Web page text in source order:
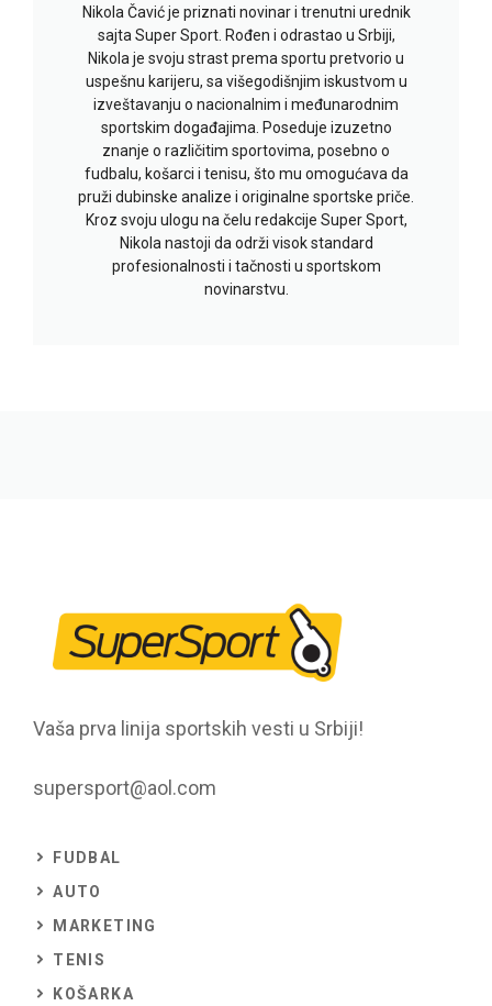
Nikola Čavić je priznati novinar i trenutni urednik
sajta Super Sport. Rođen i odrastao u Srbiji,
Nikola je svoju strast prema sportu pretvorio u
uspešnu karijeru, sa višegodišnjim iskustvom u
izveštavanju o nacionalnim i međunarodnim
sportskim događajima. Poseduje izuzetno
znanje o različitim sportovima, posebno o
fudbalu, košarci i tenisu, što mu omogućava da
pruži dubinske analize i originalne sportske priče.
Kroz svoju ulogu na čelu redakcije Super Sport,
Nikola nastoji da održi visok standard
profesionalnosti i tačnosti u sportskom
novinarstvu.
Vaša prva linija sportskih vesti u Srbiji!
supersport@aol.com
FUDBAL
AUTO
MARKETING
TENIS
KOŠARKA